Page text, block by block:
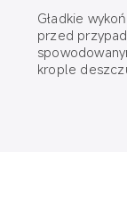
Gładkie
przed
krople